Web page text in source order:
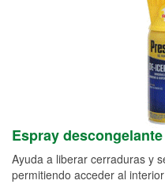
Espray descongelante
Ayuda a liberar cerraduras y
permitiendo acceder al